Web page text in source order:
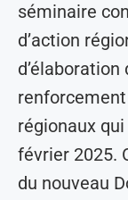
séminaire
d’action
d’élaboration
régionaux
février 2025.
du nouveau